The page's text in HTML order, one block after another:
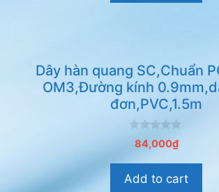
5
Dây hàn quang SC,Chuẩn
OM3,Đường kính
đơn,PVC,1.5m
à
84,000₫
Add to cart